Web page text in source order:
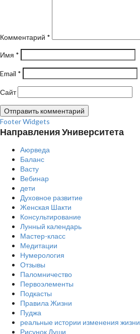
Комментарий *
Имя *
Email *
Сайт
Footer Widgets
Направления Университета
Аюрведа
Баланс
Васту
Вебинар
дети
Духовное развитие
Женская Шакти
Консультирование
Лунный календарь
Мастер-класс
Медитации
Нумерология
Отзывы
Паломничество
Первоэлементы
Подкасты
Правила Жизни
Пуджа
реальные истории изменения жизни
Рисунок Души